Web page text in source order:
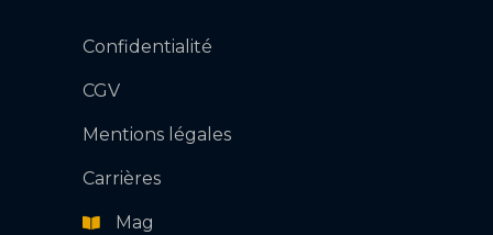
Confidentialité
CGV
Mentions légales
Carrières
Mag